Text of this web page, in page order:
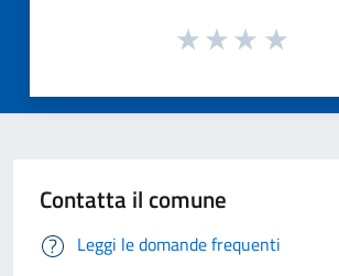
Contatta il comune
Leggi le domande frequenti